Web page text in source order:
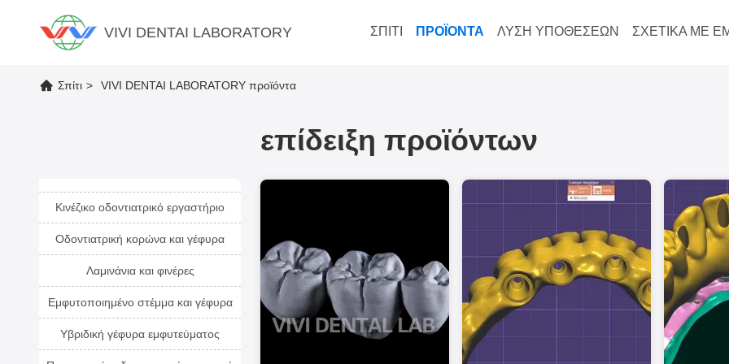
VIVI DENTAI LABORATORY ΣΠΊΤΙ ΠΡΟΪΌΝΤΑ ΛΎΣΗ ΥΠΟΘΈΣΕΩΝ ΣΧΕΤΙΚΆ ΜΕ
Σπίτι > VIVI DENTAI LABORATORY προϊόντα
Κινέζικο οδοντιατρικό εργαστήριο
Οδοντιατρική κορώνα και γέφυρα
Λαμινάνια και φινέρες
Εμφυτοποιημένο στέμμα και γέφυρα
Υβριδική γέφυρα εμφυτεύματος
επίδειξη προϊόντων